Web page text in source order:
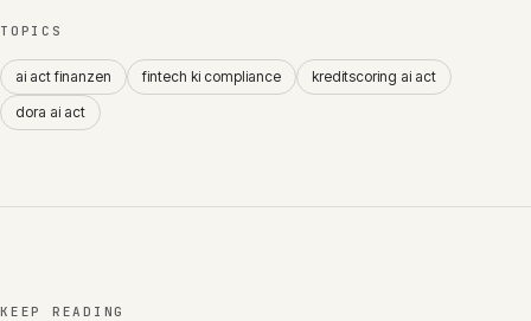
TOPICS
ai act finanzen fintech ki compliance
kreditscoring ai act
dora ai act
KEEP READING